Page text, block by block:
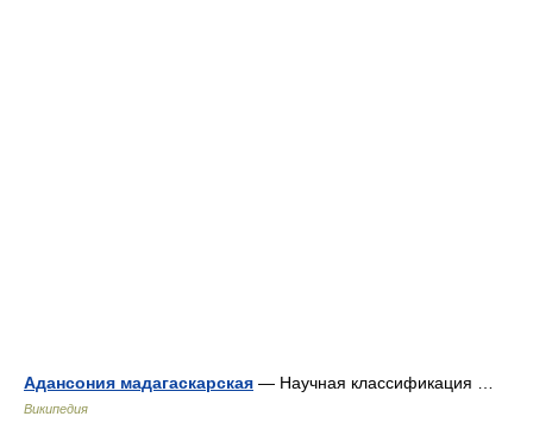
Адансония мадагаскарская — Научная классификация …
Википедия